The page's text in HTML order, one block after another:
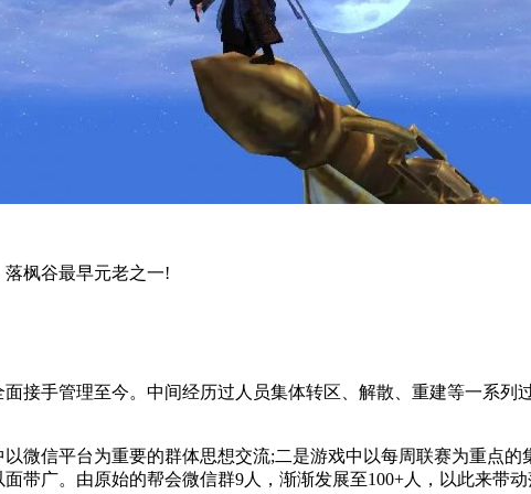
枫谷最早元老之一!
手管理至今。中间经历过人员集体转区、解散、重建等一系列
信平台为重要的群体思想交流;二是游戏中以每周联赛为重点的
带广。由原始的帮会微信群9人，渐渐发展至100+人，以此来带